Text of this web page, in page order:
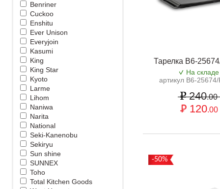
Benriner
Cuckoo
Enshitu
Ever Unison
Everyjoin
Kasumi
King
King Star
Kyoto
Larme
Lihom
Naniwa
Narita
National
Seki-Kanenobu
Sekiryu
Sun shine
SUNNEX
Toho
Total Kitchen Goods
Тарелка B6-
На складе
артикул B6-
240.00
120.00
-50%